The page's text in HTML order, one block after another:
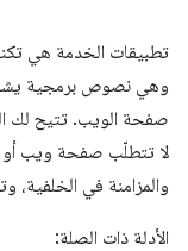
تطبيقات الخدمة هي
وهي نصوص برمجية
صفحة الويب. تتيح لك
لا تتطلّب صفحة ويب أو
والمزامنة في الخلفية،
الأدلة ذات الصلة: